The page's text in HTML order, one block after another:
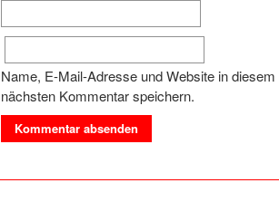
Name, E-Mail-Adresse und Website in
nächsten Kommentar speichern.